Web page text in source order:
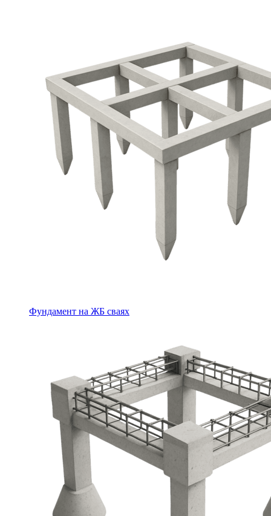
Фундамент на ЖБ сваях